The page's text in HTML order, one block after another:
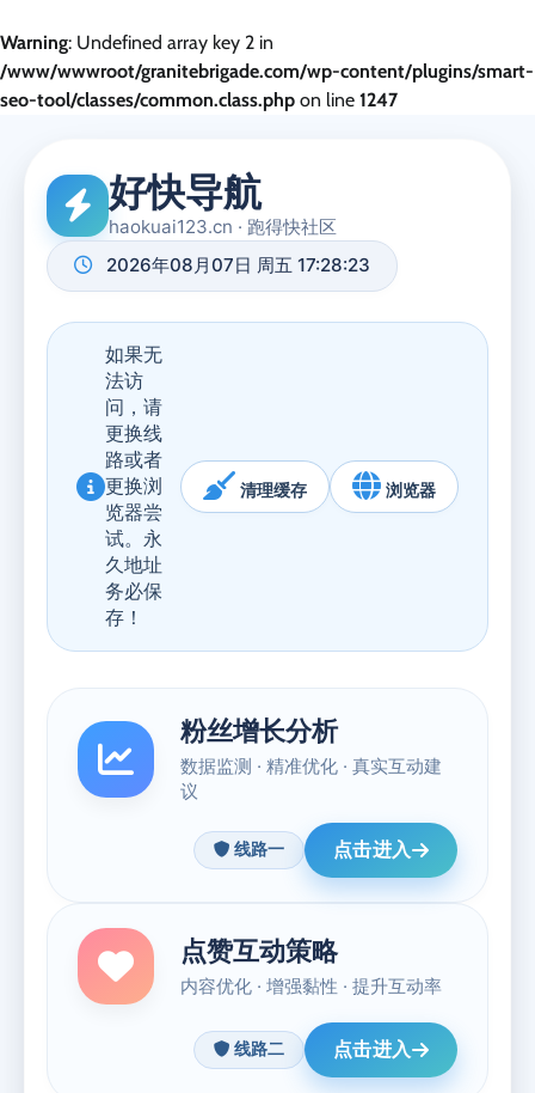
Warning: Undefined array key 2 in
/www/wwwroot/granitebrigade.com/wp-content/plugins/smart-
seo-tool/classes/common.class.php on line 1247